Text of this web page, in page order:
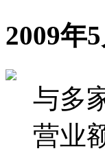
2009年5
与多
营业